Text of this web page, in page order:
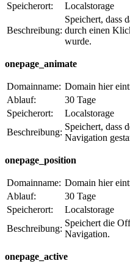
Speicherort:
Localstorage
Beschreibung:
Speichert, dass
durch einen
wurde.
onepage_animate
Domainname: Domain hier
Ablauf:
30 Tage
Speicherort:
Localstorage
Beschreibung:
Speichert, dass
Navigation
onepage_position
Domainname: Domain hier
Ablauf:
30 Tage
Speicherort:
Localstorage
Beschreibung:
Speichert die
Navigation.
onepage_active